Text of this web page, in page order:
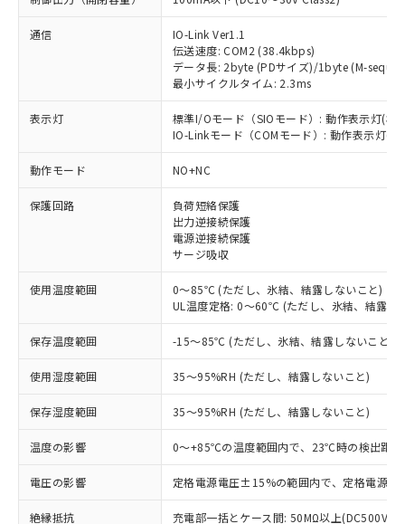
通信
IO-Link Ver1.1
伝送速度: COM2 (38.4kbps)
データ長: 2byte (PDサイズ)/1byte (M-
最小サイクルタイム: 2.3ms
表示灯
標準I/Oモード（SIOモード）: 動作表示灯(橙
IO-Linkモード（COMモード）: 動作表示灯(
動作モード NO+NC
保護回路
負荷短絡保護
出力逆接続保護
電源逆接続保護
サージ吸収
使用温度範囲
0～85℃ (ただし、氷結、結露しないこと)
UL温度定格: 0～60℃ (ただし、氷結、結露し
保存温度範囲 -15～85℃ (ただし、氷結、結露しないこと)
使用湿度範囲 35～95%RH (ただし、結露しないこと)
保存湿度範囲 35～95%RH (ただし、結露しないこと)
温度の影響 0～+85℃の温度範囲内で、23℃時の検出距
電圧の影響 定格電源電圧±15%の範囲内で、定格電源
絶縁抵抗 充電部一括とケース間: 50MΩ以上(DC500Vメ
ご利用条件
以下の条件をお読みいただき、同意のうえ
ご利用ください。
本サービスは、当社制御機器事業取扱
商品の当社在庫状況および標準価格
(税抜)を提供させていただくもので
当社制御機器事業取扱商品の中には、
本サービスの対象外となる商品もある
ことをご了承ください。
在庫状況および標準価格照会結果は、
対応済み：EU RoHS指令（10物質）の
非含有に対応した製品が提供可能な商品で
対応予定：EU RoHS指令（10物質）の非含
有に対応した製品に切り替える予定のある
商品です。
対応予定なし：EU RoHS指令（10物質）の
非含有に非対応の商品で、対応品を出す予
定はありません。
調査・確認中：EU RoHS指令（10物質）の
非含有の対応状況を調査中または確認中の
非該当品：ライセンス料など無形物で、有
害物質有無と関係のない商品です。
仕入先様の事情により、非含有部品として
いたものが、含有品と判明した場合などや
※1 中国RoHS○×表
「○」：最大均質材料含有率が中国RoHSの
基準値以下であることを示します。
「×」：最大均質材料含有率が中国RoHSの
基準値を超えていることを示します。
「－」：未確認です。当社販売部門へお問
い合わせください。
当社は、これら貴社製品のうち、外国
為替および外国貿易法に定める商品
（以下｢規制貨物等」という）を輸出